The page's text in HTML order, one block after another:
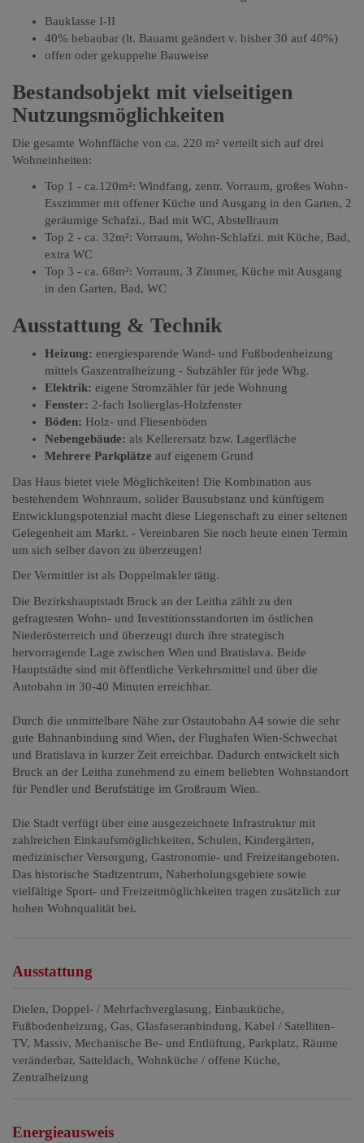
Bauklasse I-II
40% bebaubar (lt. Bauamt geändert v. bisher 30 auf 40%)
offen oder gekuppelte Bauweise
Bestandsobjekt mit vielseitigen
Nutzungsmöglichkeiten
Die gesamte Wohnfläche von ca. 220 m² verteilt sich auf drei
Wohneinheiten:
Top 1 - ca.120m²: Windfang, zentr. Vorraum, großes Wohn-
Esszimmer mit offener Küche und Ausgang in den Garten, 2
geräumige Schafzi., Bad mit WC, Abstellraum
Top 2 - ca. 32m²: Vorraum, Wohn-Schlafzi. mit Küche, Bad,
extra WC
Top 3 - ca. 68m²: Vorraum, 3 Zimmer, Küche mit Ausgang
in den Garten, Bad, WC
Ausstattung & Technik
Heizung: energiesparende Wand- und Fußbodenheizung
mittels Gaszentralheizung - Subzähler für jede Whg.
Elektrik: eigene Stromzähler für jede Wohnung
Fenster: 2-fach Isolierglas-Holzfenster
Böden: Holz- und Fliesenböden
Nebengebäude: als Kellerersatz bzw. Lagerfläche
Mehrere Parkplätze auf eigenem Grund
Das Haus bietet viele Möglichkeiten! Die Kombination aus
bestehendem Wohnraum, solider Bausubstanz und künftigem
Entwicklungspotenzial macht diese Liegenschaft zu einer seltenen
Gelegenheit am Markt. - Vereinbaren Sie noch heute einen Termin
um sich selber davon zu überzeugen!
Der Vermittler ist als Doppelmakler tätig.
Die Bezirkshauptstadt Bruck an der Leitha zählt zu den
gefragtesten Wohn- und Investitionsstandorten im östlichen
Niederösterreich und überzeugt durch ihre strategisch
hervorragende Lage zwischen Wien und Bratislava. Beide
Hauptstädte sind mit öffentliche Verkehrsmittel und über die
Autobahn in 30-40 Minuten erreichbar.
Durch die unmittelbare Nähe zur Ostautobahn A4 sowie die sehr
gute Bahnanbindung sind Wien, der Flughafen Wien-Schwechat
und Bratislava in kurzer Zeit erreichbar. Dadurch entwickelt sich
Bruck an der Leitha zunehmend zu einem beliebten Wohnstandort
für Pendler und Berufstätige im Großraum Wien.
Die Stadt verfügt über eine ausgezeichnete Infrastruktur mit
zahlreichen Einkaufsmöglichkeiten, Schulen, Kindergärten,
medizinischer Versorgung, Gastronomie- und Freizeitangeboten.
Das historische Stadtzentrum, Naherholungsgebiete sowie
vielfältige Sport- und Freizeitmöglichkeiten tragen zusätzlich zur
hohen Wohnqualität bei.
Ausstattung
Dielen Doppel- / Mehrfachverglasung
Einbauküche
Fußbodenheizung Gas Glasfaseranbindung
Kabel / Satelliten-
TV Massiv Mechanische Be- und Entlüftung Parkplatz
Räume
veränderbar Satteldach Wohnküche / offene Küche
Zentralheizung
Energieausweis